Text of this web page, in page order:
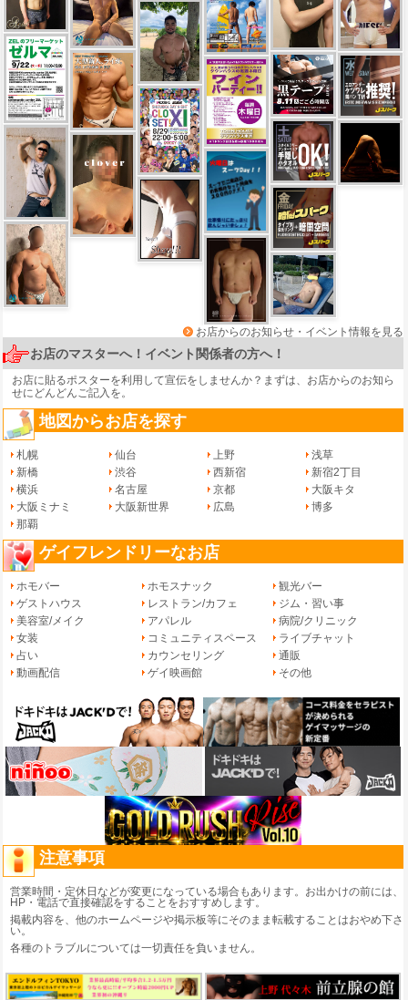
お店からのお知らせ・イベント情報を見る
お店のマスターへ！イベント関係者の方へ！
お店に貼るポスターを利用して宣伝をしませんか？まずは、 お店からのお知ら
せにどんどんご記入を。
地図からお店を探す
札幌 仙台 上野
浅草
新橋
渋谷 西新宿
新宿2丁目
横浜
名古屋 京都
大阪キタ
大阪ミナミ
大阪新世界 広島
博多
那覇
ゲイフレンドリーなお店
ホモバー ホモスナック
観光バー
ゲストハウス
レストラン/カフェ
ジム・習い事
美容室/メイク
アパレル
病院/クリニック
女装
コミュニティスペース
ライブチャット
占い
カウンセリング
通販
動画配信
ゲイ映画館 その他
注意事項
営業時間・定休日などが変更になっている場合もあります。お出かけの前には、
HP・電話で直接確認をすることをおすすめします。
掲載内容を、他のホームページや掲示板等にそのまま転載することはおやめ下さ
い。
各種のトラブルについては一切責任を負いません。